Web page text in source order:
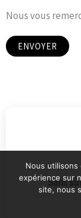
Nous vous
Sans
Nous utilisons
expérience sur
site, nous